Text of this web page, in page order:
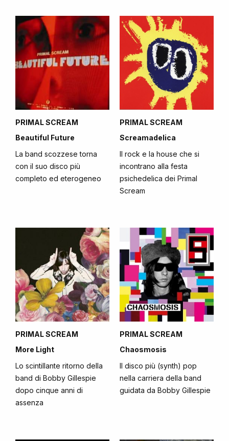
PRIMAL SCREAM
Beautiful Future
La band scozzese torna
con il suo disco più
completo ed eterogeneo
PRIMAL SCREAM
Screamadelica
Il rock e la house che si
incontrano alla festa
psichedelica dei Primal
Scream
PRIMAL SCREAM
More Light
Lo scintillante ritorno della
band di Bobby Gillespie
dopo cinque anni di
assenza
PRIMAL SCREAM
Chaosmosis
Il disco più (synth) pop
nella carriera della band
guidata da Bobby Gillespie